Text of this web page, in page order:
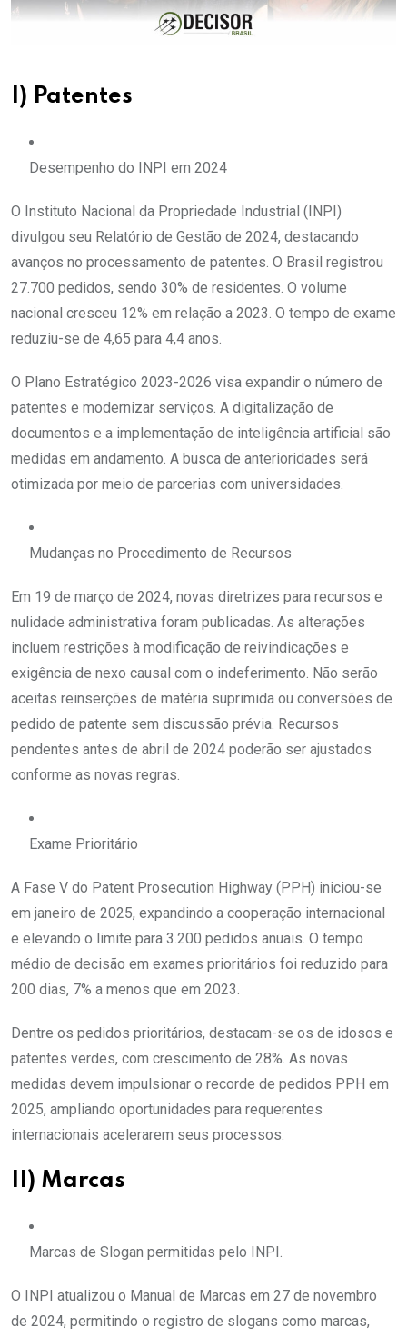
I) Patentes
Desempenho do INPI em 2024
O Instituto Nacional da Propriedade Industrial (INPI)
divulgou seu Relatório de Gestão de 2024, destacando
avanços no processamento de patentes. O Brasil registrou
27.700 pedidos, sendo 30% de residentes. O volume
nacional cresceu 12% em relação a 2023. O tempo de exame
reduziu-se de 4,65 para 4,4 anos.
O Plano Estratégico 2023-2026 visa expandir o número de
patentes e modernizar serviços. A digitalização de
documentos e a implementação de inteligência artificial são
medidas em andamento. A busca de anterioridades será
otimizada por meio de parcerias com universidades.
Mudanças no Procedimento de Recursos
Em 19 de março de 2024, novas diretrizes para recursos e
nulidade administrativa foram publicadas. As alterações
incluem restrições à modificação de reivindicações e
exigência de nexo causal com o indeferimento. Não serão
aceitas reinserções de matéria suprimida ou conversões de
pedido de patente sem discussão prévia. Recursos
pendentes antes de abril de 2024 poderão ser ajustados
conforme as novas regras.
Exame Prioritário
A Fase V do Patent Prosecution Highway (PPH) iniciou-se
em janeiro de 2025, expandindo a cooperação internacional
e elevando o limite para 3.200 pedidos anuais. O tempo
médio de decisão em exames prioritários foi reduzido para
200 dias, 7% a menos que em 2023.
Dentre os pedidos prioritários, destacam-se os de idosos e
patentes verdes, com crescimento de 28%. As novas
medidas devem impulsionar o recorde de pedidos PPH em
2025, ampliando oportunidades para requerentes
internacionais acelerarem seus processos.
II) Marcas
Marcas de Slogan permitidas pelo INPI.
O INPI atualizou o Manual de Marcas em 27 de novembro
de 2024, permitindo o registro de slogans como marcas,